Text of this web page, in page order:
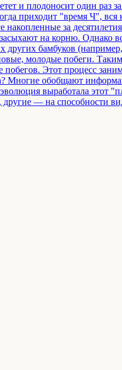
и плодоносит один
приходит "время Ч",
за
на корню. Однако
бамбуков
молодые побеги.
Этот процесс
Многие обобщают
выработала этот
— на способности